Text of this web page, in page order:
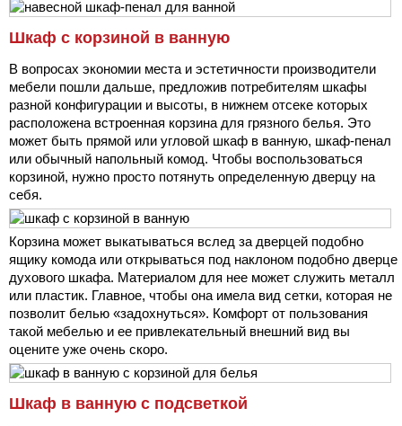
Шкаф с корзиной в ванную
В вопросах экономии места и эстетичности производители
мебели пошли дальше, предложив потребителям шкафы
разной конфигурации и высоты, в нижнем отсеке которых
расположена встроенная корзина для грязного белья. Это
может быть прямой или угловой шкаф в ванную, шкаф-пенал
или обычный напольный комод. Чтобы воспользоваться
корзиной, нужно просто потянуть определенную дверцу на
себя.
Корзина может выкатываться вслед за дверцей подобно
ящику комода или открываться под наклоном подобно дверце
духового шкафа. Материалом для нее может служить металл
или пластик. Главное, чтобы она имела вид сетки, которая не
позволит белью «задохнуться». Комфорт от пользования
такой мебелью и ее привлекательный внешний вид вы
оцените уже очень скоро.
Шкаф в ванную с подсветкой